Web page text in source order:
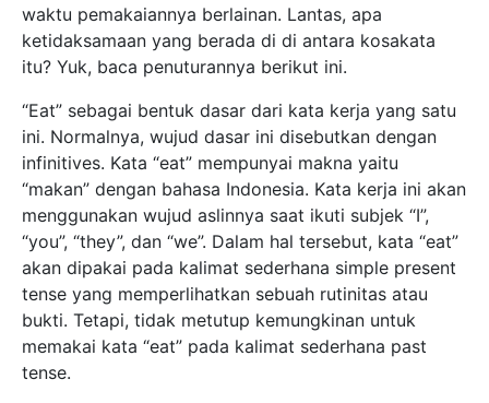
waktu pemakaiannya berlainan. Lantas, apa
ketidaksamaan yang berada di di antara kosakata
itu? Yuk, baca penuturannya berikut ini.
“Eat” sebagai bentuk dasar dari kata kerja yang satu
ini. Normalnya, wujud dasar ini disebutkan dengan
infinitives. Kata “eat” mempunyai makna yaitu
“makan” dengan bahasa Indonesia. Kata kerja ini akan
menggunakan wujud aslinnya saat ikuti subjek “I”,
“you”, “they”, dan “we”. Dalam hal tersebut, kata “eat”
akan dipakai pada kalimat sederhana simple present
tense yang memperlihatkan sebuah rutinitas atau
bukti. Tetapi, tidak metutup kemungkinan untuk
memakai kata “eat” pada kalimat sederhana past
tense.